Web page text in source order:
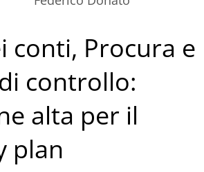
conti, Procura e
controllo:
alta per il
plan